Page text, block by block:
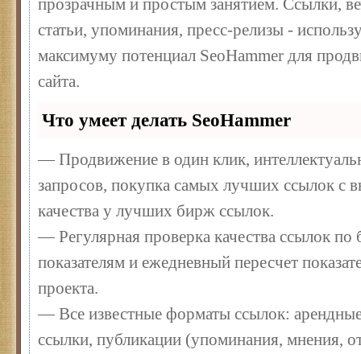
статьи, упоминания, пресс-релизы -
максимуму потенциал SeoHammer для
сайта.
Что умеет делать SeoHammer
— Продвижение в один клик,
запросов, покупка самых лучших ссылок с
качества у лучших бирж ссылок.
— Регулярная проверка качества ссылок по
показателям и ежедневный пересчет
проекта.
— Все известные форматы ссылок:
ссылки, публикации (упоминания, мнения,